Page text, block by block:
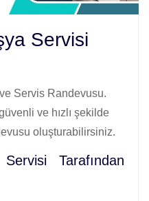
Servisi
Servis Randevusu.
ve hızlı şekilde
oluşturabilirsiniz.
Tarafından